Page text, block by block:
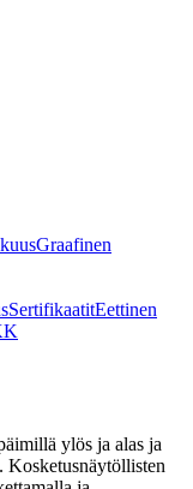
Graafinen
SertifikaatitEettinen
ylös ja alas ja
Kosketusnäytöllisten